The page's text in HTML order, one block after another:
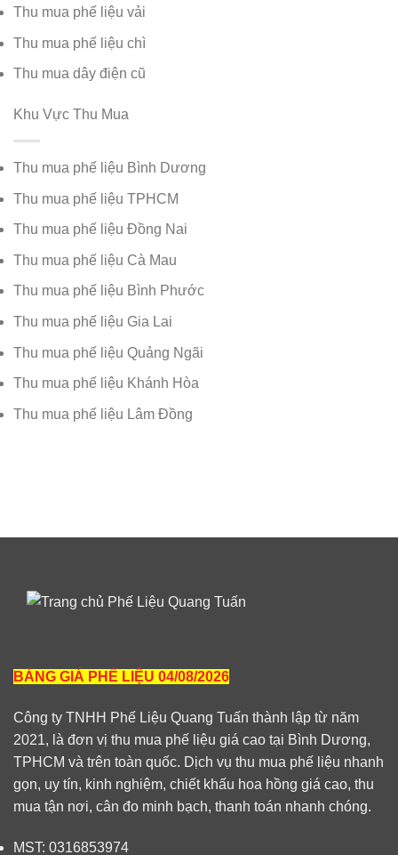
Thu mua phế liệu vải
Thu mua phế liệu chì
Thu mua dây điện cũ
Khu Vực Thu Mua
Thu mua phế liệu Bình Dương
Thu mua phế liệu TPHCM
Thu mua phế liệu Đồng Nai
Thu mua phế liệu Cà Mau
Thu mua phế liệu Bình Phước
Thu mua phế liệu Gia Lai
Thu mua phế liệu Quảng Ngãi
Thu mua phế liệu Khánh Hòa
Thu mua phế liệu Lâm Đồng
BẢNG GIÁ PHẾ LIỆU 04/08/2026
Công ty TNHH Phế Liệu Quang Tuấn thành lập từ năm
2021, là đơn vị thu mua phế liệu giá cao tại Bình Dương,
TPHCM và trên toàn quốc. Dịch vụ thu mua phế liệu nhanh
gọn, uy tín, kinh nghiệm, chiết khấu hoa hồng giá cao, thu
mua tận nơi, cân đo minh bạch, thanh toán nhanh chóng.
MST: 0316853974